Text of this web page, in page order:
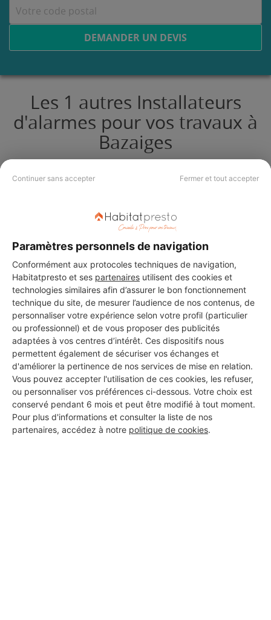
Continuer sans accepter Fermer et tout accepter
Paramètres personnels de navigation
Conformément aux protocoles techniques de navigation,
Habitatpresto et ses partenaires utilisent des cookies et
technologies similaires afin d’assurer le bon fonctionnement
technique du site, de mesurer l’audience de nos contenus, de
personnaliser votre expérience selon votre profil (particulier
ou professionnel) et de vous proposer des publicités
adaptées à vos centres d’intérêt. Ces dispositifs nous
permettent également de sécuriser vos échanges et
d'améliorer la pertinence de nos services de mise en relation.
Vous pouvez accepter l'utilisation de ces cookies, les refuser,
ou personnaliser vos préférences ci-dessous. Votre choix est
conservé pendant 6 mois et peut être modifié à tout moment.
Pour plus d'informations et consulter la liste de nos
partenaires, accédez à notre politique de cookies.
DEMANDER UN DEVIS
Les 1 autres Installateurs
d'alarmes pour vos travaux à
Bazaiges
Voir sa fiche
PROFESSIONNEL, VOUS
SOUHAITEZ NOUS
REJOINDRE ?